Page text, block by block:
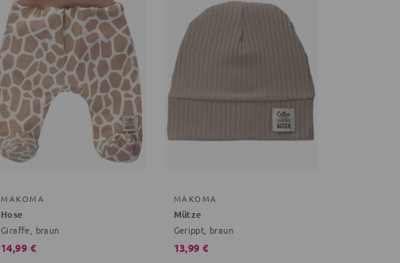
MAKOMA
Hose
Giraffe, braun
14,99 €
MAKOMA
Mütze
Gerippt, braun
13,99 €